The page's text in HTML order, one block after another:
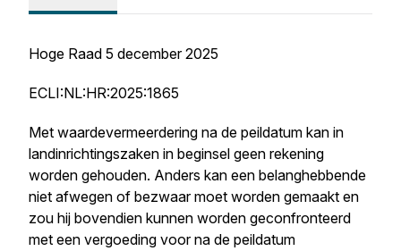
Hoge Raad 5 december 2025
ECLI:NL:HR:2025:1865
Met waardevermeerdering na de peildatum kan in
landinrichtingszaken in beginsel geen rekening
worden gehouden. Anders kan een belanghebbende
niet afwegen of bezwaar moet worden gemaakt en
zou hij bovendien kunnen worden geconfronteerd
met een vergoeding voor na de peildatum